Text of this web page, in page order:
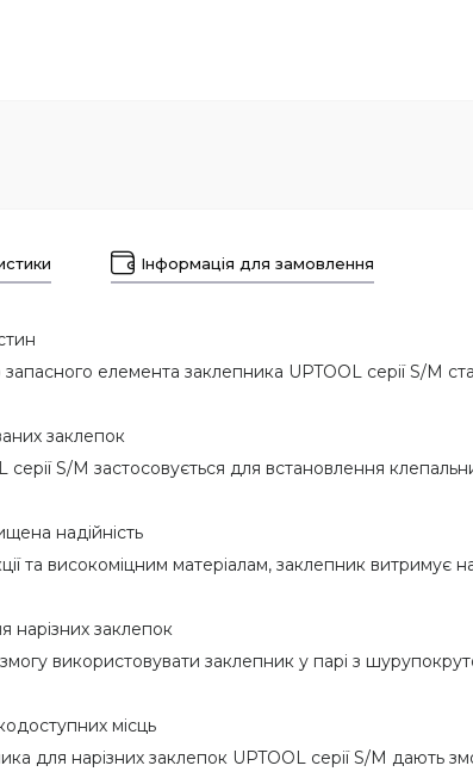
Інформація для замовлення
елемента заклепника UPTOOL серії S/M
заклепок
S/M застосовується для встановлення
надійність
та високоміцним матеріалам, заклепник витримує
заклепок
використовувати заклепник у парі з
місць
для нарізних заклепок UPTOOL серії S/M дають